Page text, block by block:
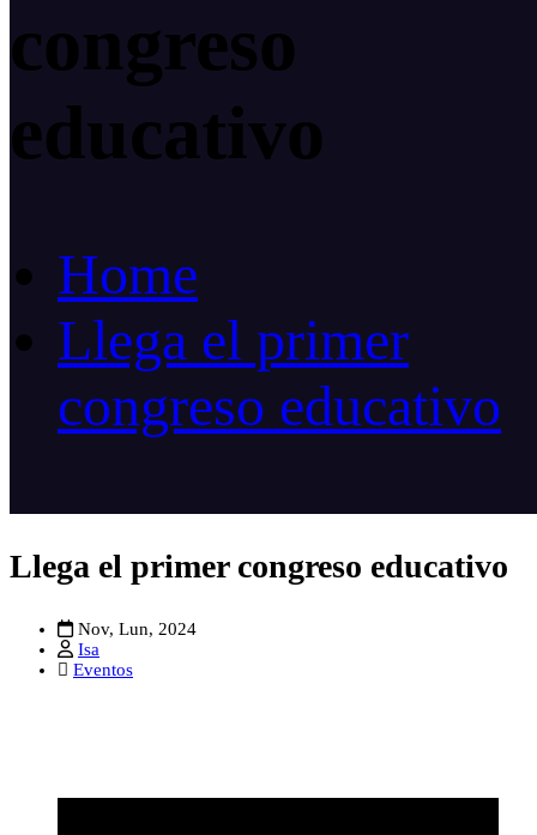
congreso
educativo
Home
Llega el primer
congreso educativo
Llega el primer congreso educativo
Nov, Lun, 2024
Isa
Eventos